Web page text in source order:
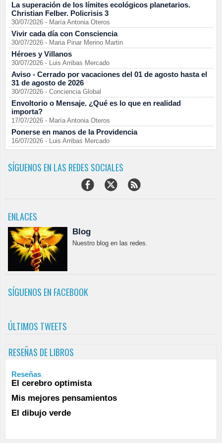
La superación de los límites ecológicos planetarios.
Christian Felber. Policrisis 3
30/07/2026 - María Antonia Oteros
Vivir cada día con Consciencia
30/07/2026 - Maria Pinar Merino Martin
Héroes y Villanos
30/07/2026 - Luis Arribas Mercado
Aviso - Cerrado por vacaciones del 01 de agosto hasta el
31 de agosto de 2026
30/07/2026 - Conciencia Global
Envoltorio o Mensaje. ¿Qué es lo que en realidad
importa?
17/07/2026 - María Antonia Oteros
Ponerse en manos de la Providencia
16/07/2026 - Luis Arribas Mercado
SÍGUENOS EN LAS REDES SOCIALES
ENLACES
Blog
Nuestro blog en las redes.
SÍGUENOS EN FACEBOOK
ÚLTIMOS TWEETS
RESEÑAS DE LIBROS
Reseñas
El cerebro optimista
Mis mejores pensamientos
El dibujo verde